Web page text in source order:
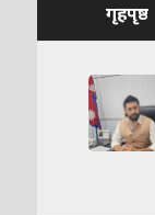
गृहपृष्ठ